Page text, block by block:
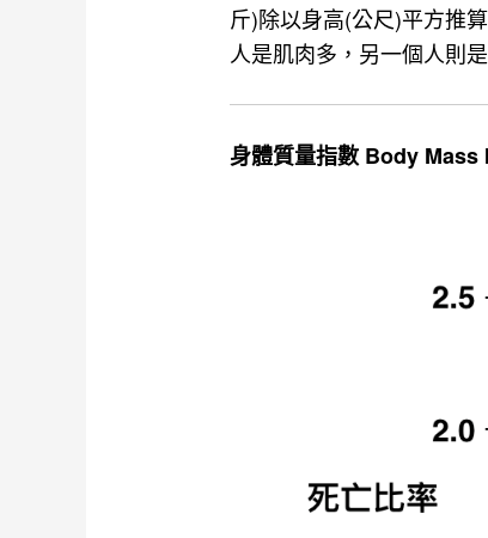
斤)除以身高(公尺)平方推
人是肌肉多，另一個人則
身體質量指數 Body Mass